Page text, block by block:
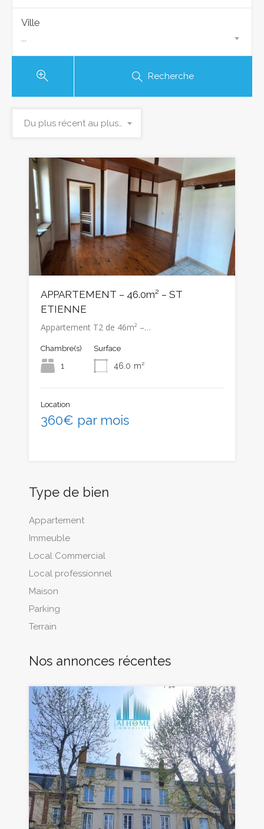
Ville
...
Recherche
Du plus récent au plus ancien
APPARTEMENT – 46.0m² – ST
ETIENNE
Appartement T2 de 46m² –…
Chambre(s)
1
Surface
46.0 m²
Location
360€ par mois
Type de bien
Appartement
Immeuble
Local Commercial
Local professionnel
Maison
Parking
Terrain
Nos annonces récentes